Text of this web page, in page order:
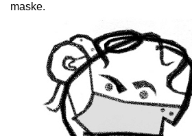
maske.